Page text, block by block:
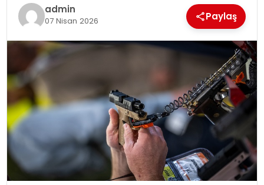
OTOMOBILadmin
07 Nisan 2026 Paylaş